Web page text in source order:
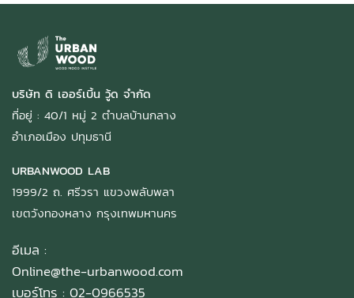
บริษัท ดิ เออร์เบิ้น วู้ด จำกัด
ที่อยู่ : 40/1 หมู่ 2 ตำบลบ้านกลาง
อำเภอเมือง ปทุมธานี
URBANWOOD LAB
1999/2 ถ. ศรีวรา แขวงพลับพลา
เขตวังทองหลาง กรุงเทพมหานคร
อีเมล :
Online@the-urbanwood.com
เบอร์โทร : 02-0966535